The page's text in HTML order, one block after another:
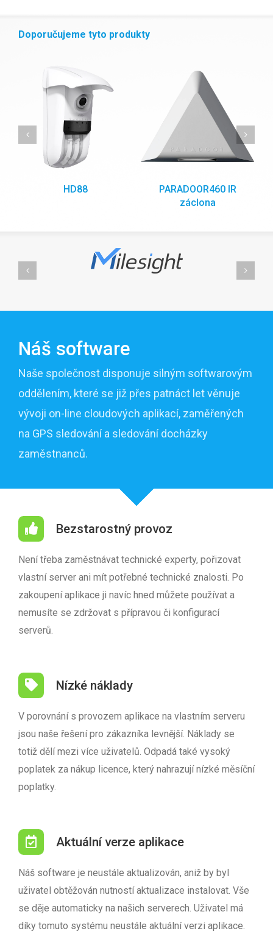
Doporučujeme tyto produkty
HD88
PARADOOR460 IR
záclona
Náš software
Naše společnost disponuje silným softwarovým
oddělením, které se již přes patnáct let věnuje
vývoji on-line cloudových aplikací, zaměřených
na GPS sledování a sledování docházky
zaměstnanců.
Bezstarostný provoz
Není třeba zaměstnávat technické experty, pořizovat
vlastní server ani mít potřebné technické znalosti. Po
zakoupení aplikace ji navíc hned můžete používat a
nemusíte se zdržovat s přípravou či konfigurací
serverů.
Nízké náklady
V porovnání s provozem aplikace na vlastním serveru
jsou naše řešení pro zákazníka levnější. Náklady se
totiž dělí mezi více uživatelů. Odpadá také vysoký
poplatek za nákup licence, který nahrazují nízké měsíční
poplatky.
Aktuální verze aplikace
Náš software je neustále aktualizován, aniž by byl
uživatel obtěžován nutností aktualizace instalovat. Vše
se děje automaticky na našich serverech. Uživatel má
díky tomuto systému neustále aktuální verzi aplikace.